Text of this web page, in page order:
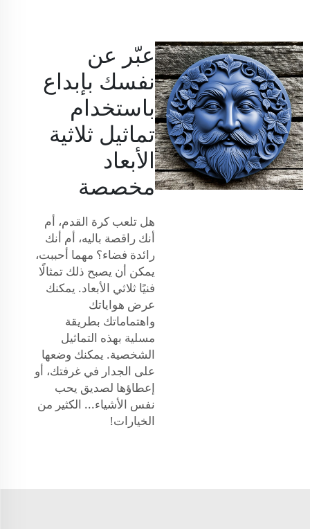
عبّر عن
نفسك بإبداع
باستخدام
تماثيل ثلاثية
الأبعاد
مخصصة
هل تلعب كرة القدم، أم
أنك راقصة باليه، أم أنك
رائدة فضاء؟ مهما أحببت،
يمكن أن يصبح ذلك تمثالًا
فنيًا ثلاثي الأبعاد. يمكنك
عرض هواياتك
واهتماماتك بطريقة
مسلية بهذه التماثيل
الشخصية. يمكنك وضعها
على الجدار في غرفتك، أو
إعطاؤها لصديق يحب
نفس الأشياء... الكثير من
الخيارات!